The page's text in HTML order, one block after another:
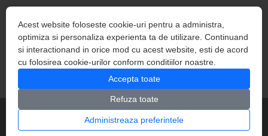
Acest website foloseste cookie-uri pentru a administra,
optimiza si personaliza experienta ta de utilizare. Continuand
si interactionand in orice mod cu acest website, esti de acord
cu folosirea cookie-urilor conform conditiilor noastre.
Accepta toate
Refuza toate
Administreaza preferintele
March 2014
PartenerAlgabeth